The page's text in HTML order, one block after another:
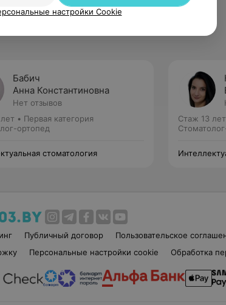
Бабич
Анна Константиновна
Нет отзывов
• Первая категория
ортопед
стоматология
Стаж 13 лет
Публичный договор Пользовательское
Персональные настройки cookie Обработка
настройки Cookie